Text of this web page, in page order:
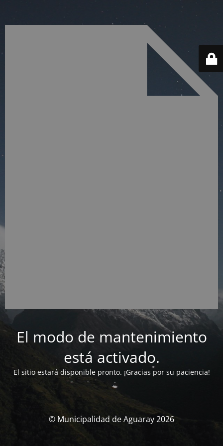
El modo de mantenimiento
está activado.
El sitio estará disponible pronto. ¡Gracias por su paciencia!
© Municipalidad de Aguaray 2026